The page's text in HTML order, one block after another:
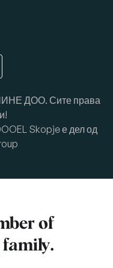
ДОО. Сите права
Skopje е дел од
of
family.